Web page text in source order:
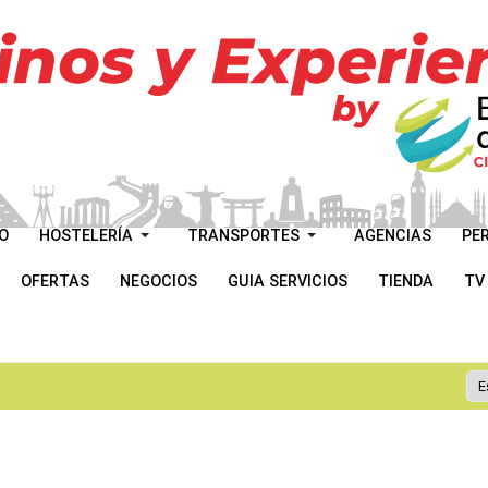
HOSTELERÍA TRANSPORTES AGENCIAS
OFERTAS NEGOCIOS GUIA SERVICIOS TIENDA TV